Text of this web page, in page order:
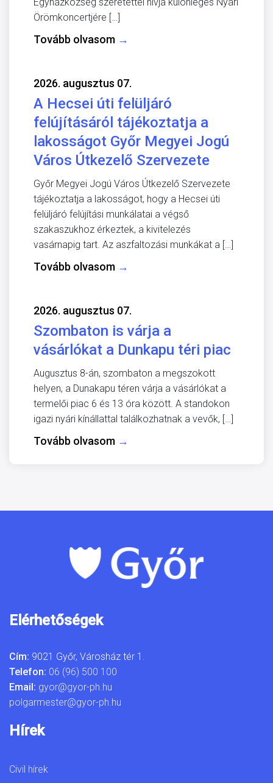
Örömkoncertjére […]
Tovább olvasom →
2026. augusztus 07.
A Hecsei úti felüljáró
felújításáról tájékoztatja a
lakosságot Győr Megyei Jogú
Város Útkezelő Szervezete
Győr Megyei Jogú Város Útkezelő Szervezete
tájékoztatja a lakosságot, hogy a Hecsei úti
felüljáró felújítási munkálatai a végső
szakaszukhoz érkeztek, a kivitelezés
vasárnapig tart. Az aszfaltozási munkákat a […]
Tovább olvasom →
2026. augusztus 07.
Szombaton is várja a
vásárlókat a Dunkapu téri piac
Augusztus 8-án, szombaton a megszokott
helyen, a Dunakapu téren várja a vásárlókat a
termelői piac 6 és 13 óra között. A standokon
igazi nyári kínállattal találkozhatnak a vevők, […]
Tovább olvasom →
Elérhetőségek
Cím: 9021 Győr, Városház tér 1.
Telefon: 06 (96) 500 100
Email: gyor@gyor-ph.hu
polgarmester@gyor-ph.hu
Hírek
Civil hírek